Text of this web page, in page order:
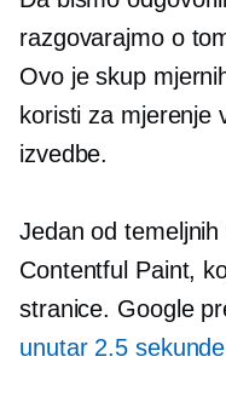
razgovarajmo o
Ovo je skup
koristi za mjerenje
izvedbe.
Jedan od
Contentful Paint,
stranice. Google
unutar 2.5 sekunde